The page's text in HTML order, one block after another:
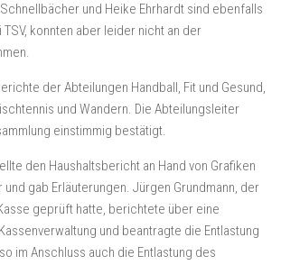
und Heike Ehrhardt sind ebenfalls
konnten aber leider nicht an der
der Abteilungen Handball, Fit und Gesund,
und Wandern. Die Abteilungsleiter
einstimmig bestätigt.
den Haushaltsbericht an Hand von Grafiken
gab Erläuterungen. Jürgen Grundmann, der
geprüft hatte, berichtete über eine
und beantragte die Entlastung
im Anschluss auch die Entlastung des